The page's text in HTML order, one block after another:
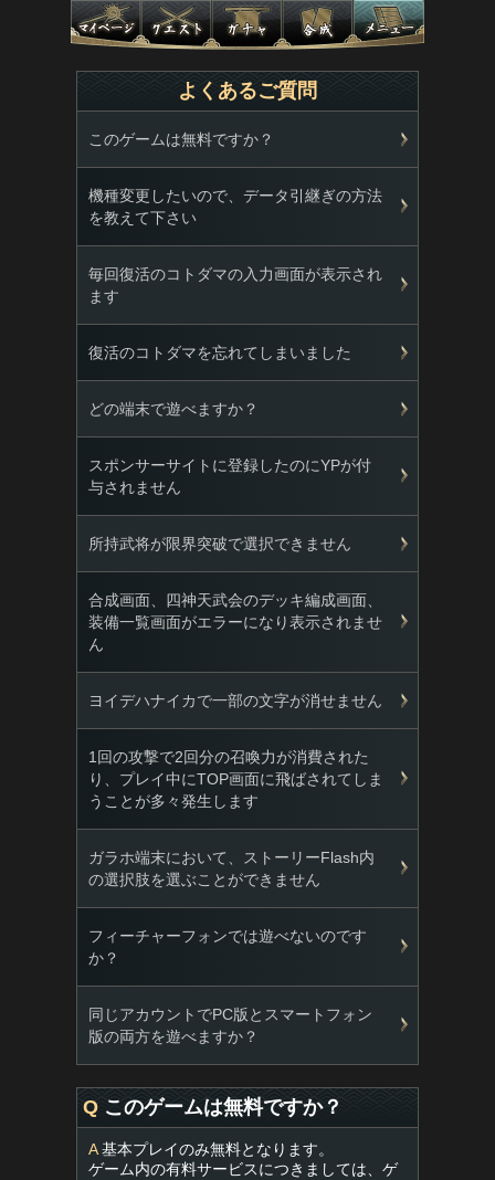
よくあるご質問
このゲームは無料ですか？
機種変更したいので、データ引継ぎの方法
を教えて下さい
毎回復活のコトダマの入力画面が表示され
ます
復活のコトダマを忘れてしまいました
どの端末で遊べますか？
スポンサーサイトに登録したのにYPが付
与されません
所持武将が限界突破で選択できません
合成画面、四神天武会のデッキ編成画面、
装備一覧画面がエラーになり表示されませ
ん
ヨイデハナイカで一部の文字が消せません
1回の攻撃で2回分の召喚力が消費された
り、プレイ中にTOP画面に飛ばされてしま
うことが多々発生します
ガラホ端末において、ストーリーFlash内
の選択肢を選ぶことができません
フィーチャーフォンでは遊べないのです
か？
同じアカウントでPC版とスマートフォン
版の両方を遊べますか？
Q このゲームは無料ですか？
A基本プレイのみ無料となります。
ゲーム内の有料サービスにつきましては、ゲ